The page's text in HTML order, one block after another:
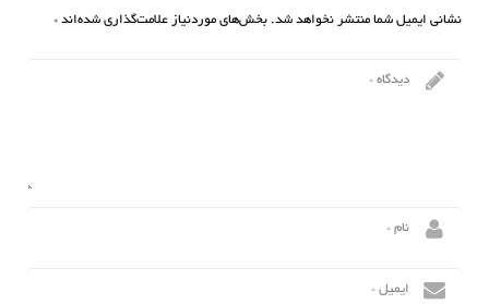
نشانی ایمیل شما منتشر نخواهد شد. بخش‌های موردنیاز علامت‌گذاری شده‌اند *